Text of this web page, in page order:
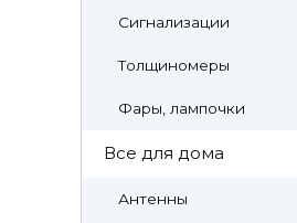
Сигнализации
Толщиномеры
Фары, лампочки
Все для дома
Антенны